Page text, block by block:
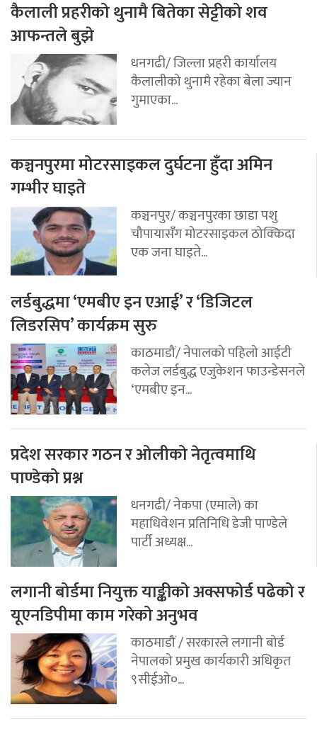
कैलाली प्रहरीको थुनामै बितेका सेट्टीको शव
आफन्तले बुझे
धनगढी/ जिल्ला प्रहरी कार्यालय
कैलालीको थुनामै रहेका बेला ज्यान
गुमाएका...
कञ्चनपुरमा मोटरसाइकल दुर्घटना हुँदा अमिन
गम्भीर घाइते
कञ्चनपुर/ कञ्चनपुरका छाडा पशु
चौपायासँग मोटरसाइकल ठोक्किदा
एक जना घाइते...
लर्डबुद्धमा ‘एमबीए इन एआई’ र ‘डिजिटल
लिडरसिप’ कार्यक्रम सुरु
काठमाडौं/ नेपालको पहिलो आईटी
कलेज लर्डबुद्ध एजुकेशन फाउन्डेसनले
‘एमबीए इन...
प्रदेश सरकार गठन र ओलीको नेतृत्वमाथि
पाण्डेको प्रश्न
धनगढी/ नेकपा (एमाले) का
महाधिवेशन प्रतिनिधि डेजी पाण्डेले
पार्टी अध्यक्ष...
लगानी बोर्डमा नियुक्त याङ्कीको अक्सफोर्ड पढेको र
यूएनडिपीमा काम गरेको अनुभव
काठमाडौं / सरकारले लगानी बोर्ड
नेपालको प्रमुख कार्यकारी अधिकृत
९सीईओ०...